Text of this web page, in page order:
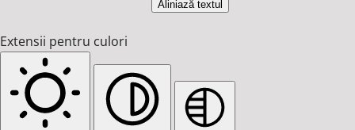
Aliniază textul
Extensii pentru culori